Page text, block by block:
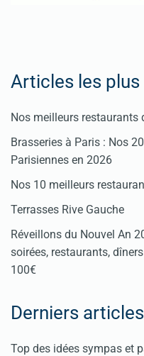
Articles les plus
Nos meilleurs restaurants
Brasseries à Paris : Nos
Parisiennes en 2026
Nos 10 meilleurs
Terrasses Rive Gauche
Réveillons du Nouvel An
soirées, restaurants,
100€
Derniers articles
Top des idées sympas et